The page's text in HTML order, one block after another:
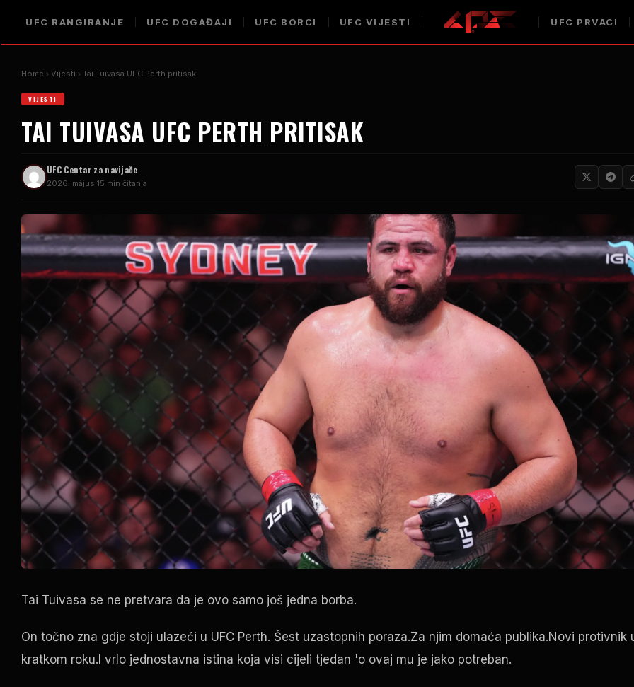
UFC RANGIRANJE UFC DOGAĐAJI UFC BORCI UFC VIJESTI UFC PRVACI
Home Vijesti Tai Tuivasa UFC Perth pritisak
VIJESTI
TAI TUIVASA UFC PERTH PRITISAK
UFCCentar za navijače
2026. május 15 min čitanja
Tai Tuivasa se ne pretvara da je ovo samo još jedna borba.
On točno zna gdje stoji ulazeći u UFC Perth. Šest uzastopnih poraza.Za njim domaća publika.Novi protivnik
kratkom roku.I vrlo jednostavna istina koja visi cijeli tjedan 'o ovaj mu je jako potreban.